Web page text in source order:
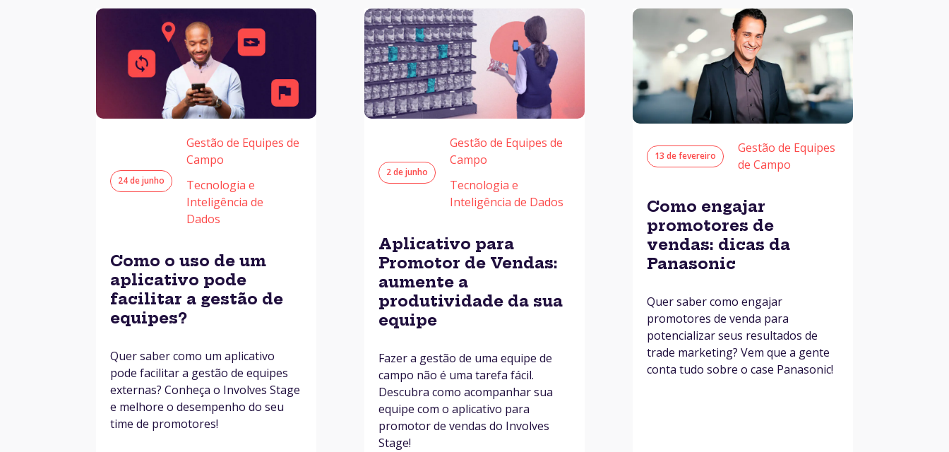
24 de junho
Gestão de Equipes de
Campo
Tecnologia e
Inteligência de
Dados
Como o uso de um
aplicativo pode
facilitar a gestão de
equipes?
Quer saber como um aplicativo
pode facilitar a gestão de equipes
externas? Conheça o Involves Stage
e melhore o desempenho do seu
time de promotores!
2 de junho
Gestão de Equipes de
Campo
Tecnologia e
Inteligência de Dados
Aplicativo para
Promotor de Vendas:
aumente a
produtividade da sua
equipe
Fazer a gestão de uma equipe de
campo não é uma tarefa fácil.
Descubra como acompanhar sua
equipe com o aplicativo para
promotor de vendas do Involves
Stage!
13 de fevereiro
Gestão de Equipes
de Campo
Como engajar
promotores de
vendas: dicas da
Panasonic
Quer saber como engajar
promotores de venda para
potencializar seus resultados de
trade marketing? Vem que a gente
conta tudo sobre o case Panasonic!